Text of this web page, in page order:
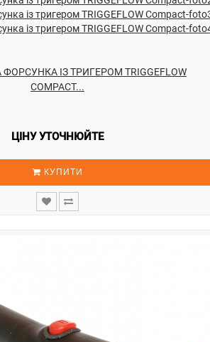
ІЗ ТРИГЕРОМ TRIGGEFLOW
COMPACT...
ЦІНУ УТОЧНЮЙТЕ
КУПИТИ